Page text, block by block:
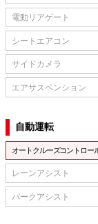
電動リアゲート
シートエアコン
サイドカメラ
エアサスペンション
自動運転
オートクルーズコントロー
レーンアシスト
パークアシスト